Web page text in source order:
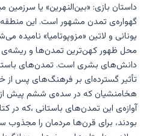
داستان بازی: «بین‌النهرین» یا
گهواره‌ی تمدن مشهور است. این منطقه
یونانی و لاتین «مزوپوتامیا» نامیده
محل ظهور کهن‌ترین تمدن‌ها و ریشه‌ی
دانش‌های بشری است. تمدن‌های
تأثیر گسترده‌ای بر فرهنگ‌های پس از
هخامنشیان که در سده‌ی ششم پیش از
آوازه‌ی این تمدن‌های باستانی ،که
بودند، برای قرن‌ها مردمان را مجذوب